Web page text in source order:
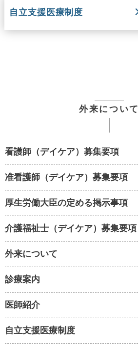
自立支援医療制度
外来について
看護師（デイケア）募集要項
准看護師（デイケア）募集要項
厚生労働大臣の定める掲示事項
介護福祉士（デイケア）募集要項
外来について
診療案内
医師紹介
自立支援医療制度